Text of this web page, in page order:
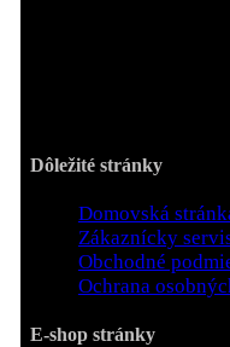
Dôležité stránky
Domovská
Zákaznícky
Obchodné
Ochrana
E-shop stránky